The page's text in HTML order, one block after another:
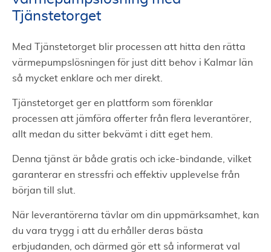
Tjänstetorget
Med Tjänstetorget blir processen att hitta den rätta
värmepumpslösningen för just ditt behov i Kalmar län
så mycket enklare och mer direkt.
Tjänstetorget ger en plattform som förenklar
processen att jämföra offerter från flera leverantörer,
allt medan du sitter bekvämt i ditt eget hem.
Denna tjänst är både gratis och icke-bindande, vilket
garanterar en stressfri och effektiv upplevelse från
början till slut.
När leverantörerna tävlar om din uppmärksamhet, kan
du vara trygg i att du erhåller deras bästa
erbjudanden, och därmed gör ett så informerat val